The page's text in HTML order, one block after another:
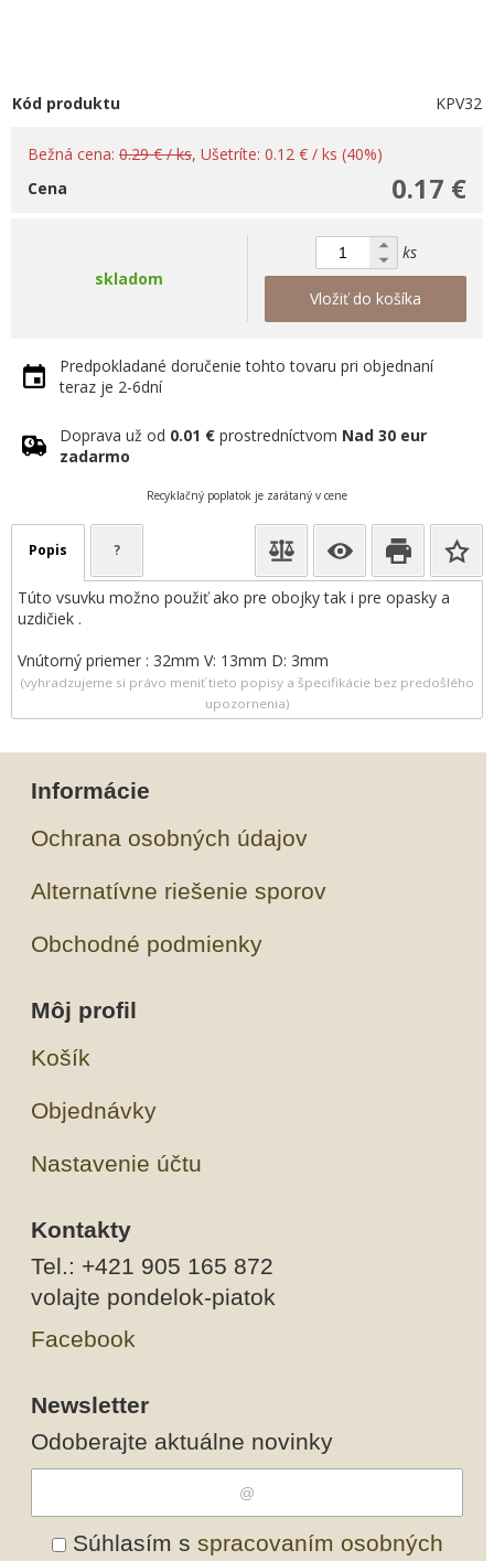
Kód produktu KPV32
Bežná cena: 0.29 € / ks, Ušetríte: 0.12 € / ks (40%)
0.17 €
Cena
skladom
ks
Vložiť do košíka
Predpokladané doručenie tohto tovaru pri objednaní
teraz je 2-6dní
Doprava už od 0.01 € prostredníctvom Nad 30 eur
zadarmo
Recyklačný poplatok je zarátaný v cene
Popis ?
Túto vsuvku možno použiť ako pre obojky tak i pre opasky a
uzdičiek .
Vnútorný priemer : 32mm V: 13mm D: 3mm
(vyhradzujeme si právo meniť tieto popisy a špecifikácie bez predošlého
upozornenia)
Informácie
Ochrana osobných údajov
Alternatívne riešenie sporov
Obchodné podmienky
Môj profil
Košík
Objednávky
Nastavenie účtu
Kontakty
Tel.: +421 905 165 872
volajte pondelok-piatok
Facebook
Newsletter
Odoberajte aktuálne novinky
Súhlasím s spracovaním osobných